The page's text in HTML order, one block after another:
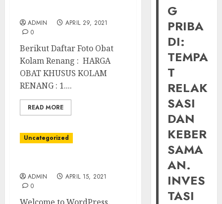
ADMIN
APRIL 29, 2021
0
Berikut Daftar Foto Obat
Kolam Renang : HARGA
OBAT KHUSUS KOLAM
RENANG : 1....
READ MORE
Uncategorized
ADMIN
APRIL 15, 2021
0
G
PRIBA
DI:
TEMPA
T
RELAK
SASI
DAN
KEBER
SAMA
AN.
INVES
TASI